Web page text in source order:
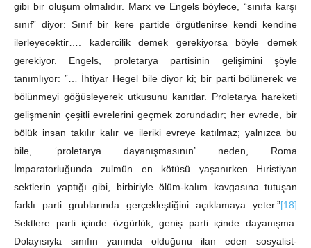
gibi bir oluşum olmalıdır. Marx ve Engels böylece, “sınıfa karşı
sınıf” diyor: Sınıf bir kere partide örgütlenirse kendi kendine
ilerleyecektir…. kadercilik demek gerekiyorsa böyle demek
gerekiyor. Engels, proletarya partisinin gelişimini şöyle
tanımlıyor: ”… İhtiyar Hegel bile diyor ki; bir parti bölünerek ve
bölünmeyi göğüsleyerek utkusunu kanıtlar. Proletarya hareketi
gelişmenin çeşitli evrelerini geçmek zorundadır; her evrede, bir
bölük insan takılır kalır ve ileriki evreye katılmaz; yalnızca bu
bile, ‘proletarya dayanışmasının’ neden, Roma
İmparatorluğunda zulmün en kötüsü yaşanırken Hıristiyan
sektlerin yaptığı gibi, birbiriyle ölüm-kalım kavgasına tutuşan
farklı parti grublarında gerçekleştiğini açıklamaya yeter.”[18]
Sektlere parti içinde özgürlük, geniş parti içinde dayanışma.
Dolayısıyla sınıfın yanında olduğunu ilan eden sosyalist-